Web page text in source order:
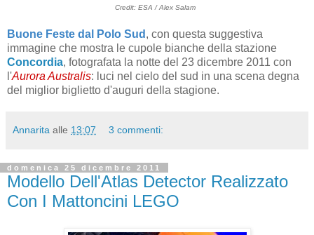
Credit: ESA / Alex Salam
Buone Feste dal Polo Sud , con questa suggestiva
immagine che mostra le cupole bianche della stazione
Concordia, fotografata la notte del 23 dicembre 2011 con
l'Aurora Australis: luci nel cielo del sud in una scena degna
del miglior biglietto d'auguri della stagione.
Annarita alle 13:07 3 commenti:
domenica 25 dicembre 2011
Modello Dell'Atlas Detector Realizzato
Con I Mattoncini LEGO